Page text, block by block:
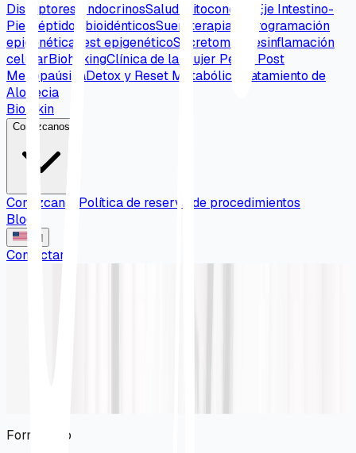
Disruptores EndocrinosSalud mitocondrial
Eje Intestino-
Piel
Péptidos bioidénticosSueroterapia Reprogramación
epigenética Test epigenéticoSecretomas
Desinflamación
celularBiohakingClínica de la mujer Peri y Post
MenopaúsicaDetox y Reset Metabólico
Tratamiento de
Alopecia
Bio Skin
Conózcanos
Conózcanos Política de reserva de procedimientos
Blog
EN
Contactar
Formulario